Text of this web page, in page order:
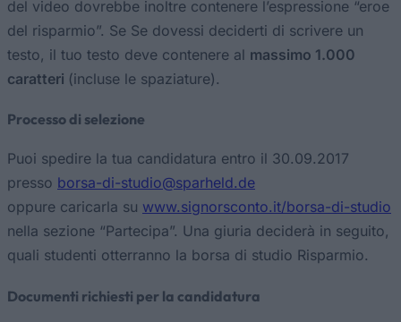
del video dovrebbe inoltre contenere l’espressione “eroe
del risparmio”. Se Se dovessi deciderti di scrivere un
testo, il tuo testo deve contenere al massimo 1.000
caratteri (incluse le spaziature).
Processo di selezione
Puoi spedire la tua candidatura entro il 30.09.2017
presso borsa-di-studio@sparheld.de
oppure caricarla su www.signorsconto.it/borsa-di-studio
nella sezione “Partecipa”. Una giuria deciderà in seguito,
quali studenti otterranno la borsa di studio Risparmio.
Documenti richiesti per la candidatura